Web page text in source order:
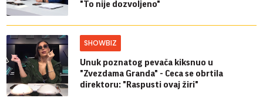
"To nije dozvoljeno"
SHOWBIZ
Unuk poznatog pevača kiksnuo u
"Zvezdama Granda" - Ceca se obrtila
direktoru: "Raspusti ovaj žiri"